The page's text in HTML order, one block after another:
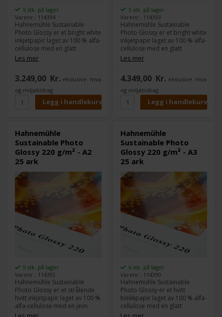
5 stk. på lager
Varenr.: 114394
Hahnemühle Sustainable
Photo Glossy er et bright white
inkjetpapir laget av 100 % alfa-
cellulose med en glatt
overflate og blank finish.
Papiret har en innovativ,
plastkompositter eller film,
som gjør det fullstendig
resirkulerbart gjennom det
vanlige
papirgjenvinningssystemet –
fotopapir.
Les mer
3.249,00 Kr. ekslusive. mva
og miljøbidrag
3 stk. på lager
Varenr.: 114393
Hahnemühle Sustainable
Photo Glossy er et bright white
inkjetpapir laget av 100 % alfa-
cellulose med en glatt
overflate og blank finish.
Papiret har en innovativ,
plastkompositter eller film,
som gjør det fullt
resirkulerbart gjennom det
vanlige
papirresirkuleringssystemet –
fotopapirer.
Les mer
4.349,00 Kr. ekslusive. mva
og miljøbidrag
Hahnemühle
Sustainable Photo
Glossy 220 g/m² - A2
25 ark
5 stk. på lager
Varenr.: 114392
Hahnemühle Sustainable
Photo Glossy er et strålende
hvitt inkjetpapir laget av 100 %
alfa-cellulose med en jevn
overflate og blank finish.
Hahnemühle
Sustainable Photo
Glossy 220 g/m² - A3
25 ark
6 stk. på lager
Varenr.: 114390
Hahnemühle Sustainable
Photo Glossy er et hvitt
blekkpapir laget av 100 % alfa-
cellulose med en glatt
overflate og blank finish.